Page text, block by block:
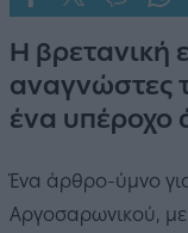
Η βρετανική
αναγνώστες
ένα υπέροχο
Ένα άρθρο-ύμνο
Αργοσαρωνικού, με